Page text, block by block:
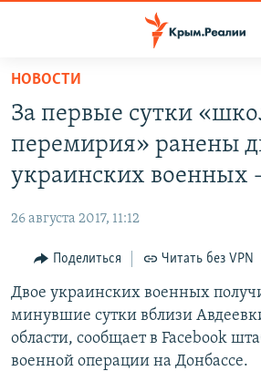
Вернуться
основному
содержанию
Вернутся
главной
навигации
Вернутся
поиску
СПЕЦПРОЕКТЫ
11 ЛЕТ ОККУПАЦИИ КРЫМА. 11 ИСТОРИЙ
ВОДА
ЕЩЕ
ИНТЕРАКТИВ
ИНФОГРАФИКА
ТЕЛЕПРОЕКТ КРЫМ.РЕАЛИИ
СОВЕТЫ ПРАВОЗАЩИТНИКОВ
РАДІО СВОБОДА
КАК ОБОЙТИ БЛОКИРОВКУ
Українською
НОВОСТИ
За первые сутки
перемирия» ранены
украинских военных
26 августа 2017, 11:12
Поделиться Читать без VPN
Двое украинских военных
минувшие сутки вблизи
области, сообщает в Facebook
военной операции на Донбассе.